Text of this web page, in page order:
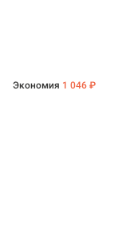
Экономия 1 046 ₽